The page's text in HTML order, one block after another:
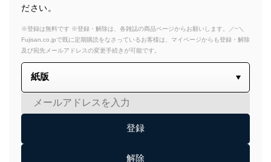
ださい。
※登録は無料です ※登録・解除は、各雑誌の商品ページからお願いします。／~＼
Fujisan.co.jpで既に定期購読をなさっているお客様は、マイページからも登録・解除
及び宛先メールアドレスの変更手続きが可能です。